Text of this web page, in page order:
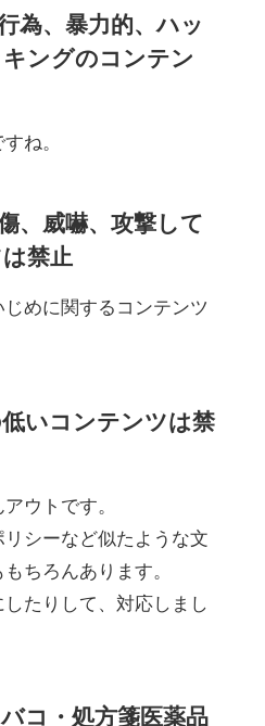
為、暴力的、ハッ
ングのコンテン
ね。
、威嚇、攻撃して
禁止
めに関するコンテンツ
いコンテンツは禁
ウトです。
シーなど似たような文
ちろんあります。
たりして、対応しまし
コ・処方箋医薬品